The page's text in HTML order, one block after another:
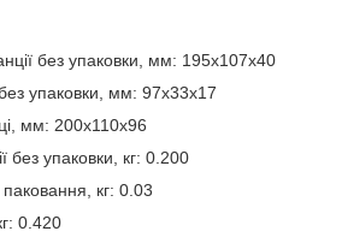
без упаковки, мм: 195х107х40
упаковки, мм: 97x33x17
мм: 200х110х96
без упаковки, кг: 0.200
кг: 0.03
0.420